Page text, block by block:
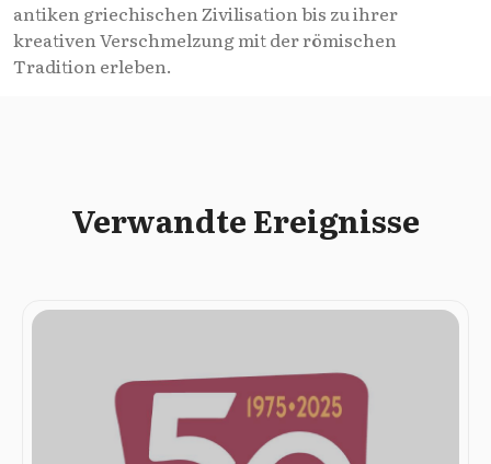
antiken griechischen Zivilisation bis zu ihrer
kreativen Verschmelzung mit der römischen
Tradition erleben.
Verwandte Ereignisse